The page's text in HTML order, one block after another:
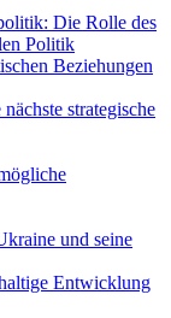
Die Rolle des
Politik
Beziehungen
strategische
und seine
Entwicklung